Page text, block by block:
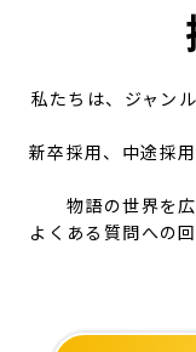
私たちは、ジャン
新卒採用、中途採
物語の世界を
よくある質問への